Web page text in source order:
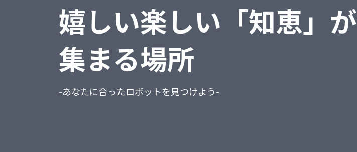
生活関連サービス業・娯楽業
教育、学習支援業
医療、福祉
就業奉行
人事奉行
PCA商魂DX
嬉しい楽しい「知恵」が
集まる場所
-あなたに合ったロボットを見つけよう-